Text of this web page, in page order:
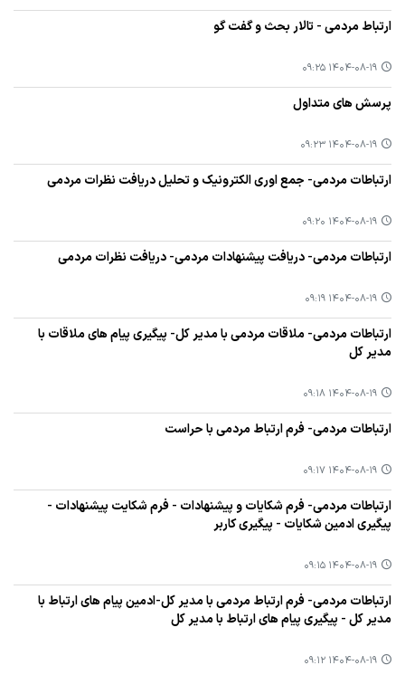
ارتباط مردمی - تالار بحث و گفت گو
۱۴۰۴-۰۸-۱۹ ۰۹:۲۵
پرسش های متداول
۱۴۰۴-۰۸-۱۹ ۰۹:۲۳
ارتباطات مردمی- جمع اوری الکترونیک و تحلیل دریافت نظرات مردمی
۱۴۰۴-۰۸-۱۹ ۰۹:۲۰
ارتباطات مردمی- دریافت پیشنهادات مردمی- دریافت نظرات مردمی
۱۴۰۴-۰۸-۱۹ ۰۹:۱۹
ارتباطات مردمی- ملاقات مردمی با مدیر کل- پیگیری پیام های ملاقات با
مدیر کل
۱۴۰۴-۰۸-۱۹ ۰۹:۱۸
ارتباطات مردمی- فرم ارتباط مردمی با حراست
۱۴۰۴-۰۸-۱۹ ۰۹:۱۷
ارتباطات مردمی- فرم شکایات و پیشنهادات - فرم شکایت پیشنهادات -
پیگیری ادمین شکایات - پیگیری کاربر
۱۴۰۴-۰۸-۱۹ ۰۹:۱۵
ارتباطات مردمی- فرم ارتباط مردمی با مدیر کل-ادمین پیام های ارتباط با
مدیر کل - پیگیری پیام های ارتباط با مدیر کل
۱۴۰۴-۰۸-۱۹ ۰۹:۱۲